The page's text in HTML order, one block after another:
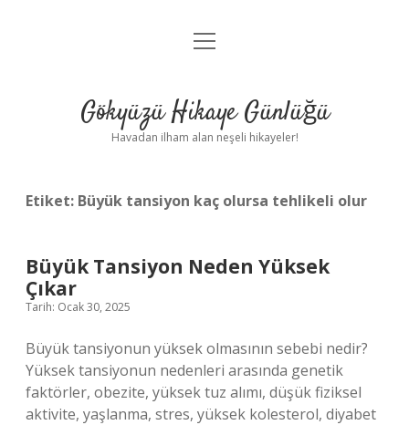
Anasayfa
Yasal Uyarı
menüyü
Gökyüzü Hikaye Günlüğü
Havadan ilham alan neşeli hikayeler!
Etiket: Büyük tansiyon kaç olursa tehlikeli olur
Büyük Tansiyon Neden Yüksek
Çıkar
Tarih: Ocak 30, 2025
Büyük tansiyonun yüksek olmasının sebebi nedir?
Yüksek tansiyonun nedenleri arasında genetik
faktörler, obezite, yüksek tuz alımı, düşük fiziksel
aktivite, yaşlanma, stres, yüksek kolesterol, diyabet